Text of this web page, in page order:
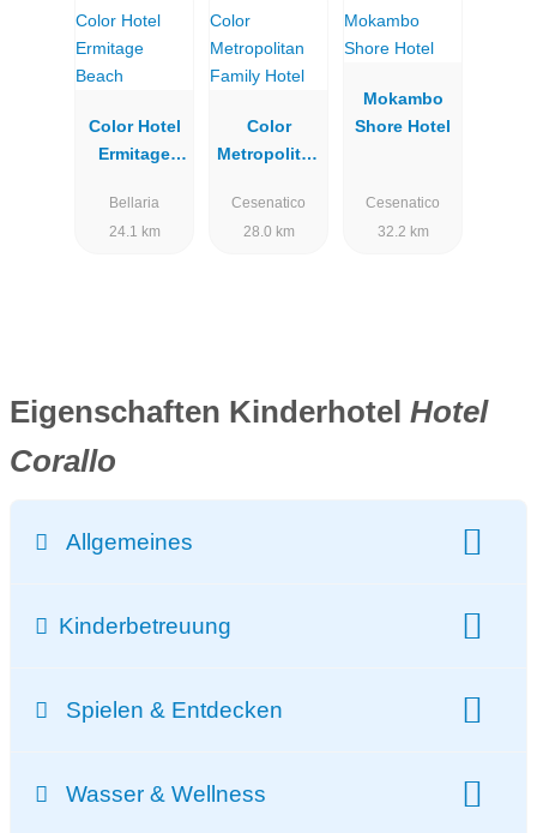
Color Hotel
Ermitage
Bellaria
24.1 km
Color
Metropolitan
Cesenatico
28.0 km
Mokambo
Shore Hotel
Cesenatico
32.2 km
Eigenschaften Kinderhotel Hotel
Corallo
Allgemeines
Kinderbetreuung
Spielen & Entdecken
Wasser & Wellness